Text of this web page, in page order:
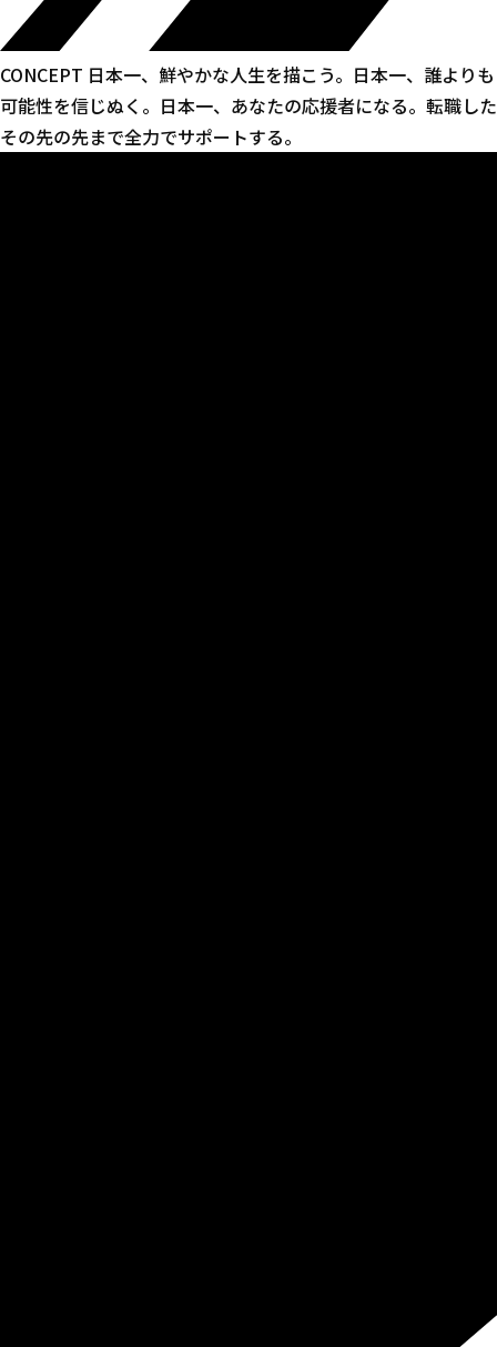
CONCEPT 日本一、鮮やかな人生を描こう。日本一、誰よりも
可能性を信じぬく。日本一、あなたの応援者になる。転職した
その先の先まで全力でサポートする。